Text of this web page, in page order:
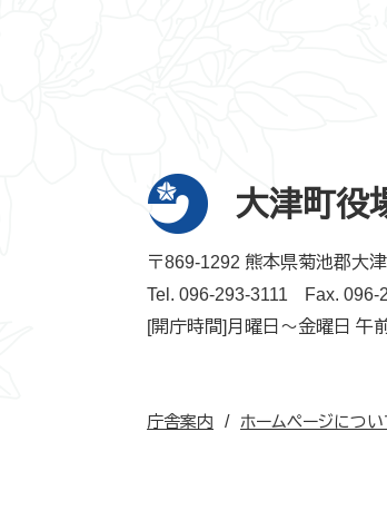
大津町役
〒869-1292 熊本県菊池郡大
Tel. 096-293-3111
Fax. 096-
[開庁時間]月曜日～金曜日 午
庁舎案内 ホームページについ